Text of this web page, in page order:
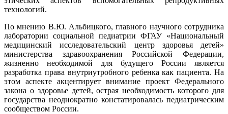
технологий.
По мнению В.Ю. Альбицкого, главного научного сотрудника
лаборатории социальной педиатрии ФГАУ «Национальный
медицинский исследовательский центр здоровья детей»
министерства здравоохранения Российской Федерации,
жизненно необходимой для будущего России является
разработка права внутриутробного ребенка как пациента. На
этом аспекте акцентирует внимание проект Федерального
закона о здоровье детей, острая необходимость которого для
государства неоднократно констатировалась педиатрическим
сообществом России.